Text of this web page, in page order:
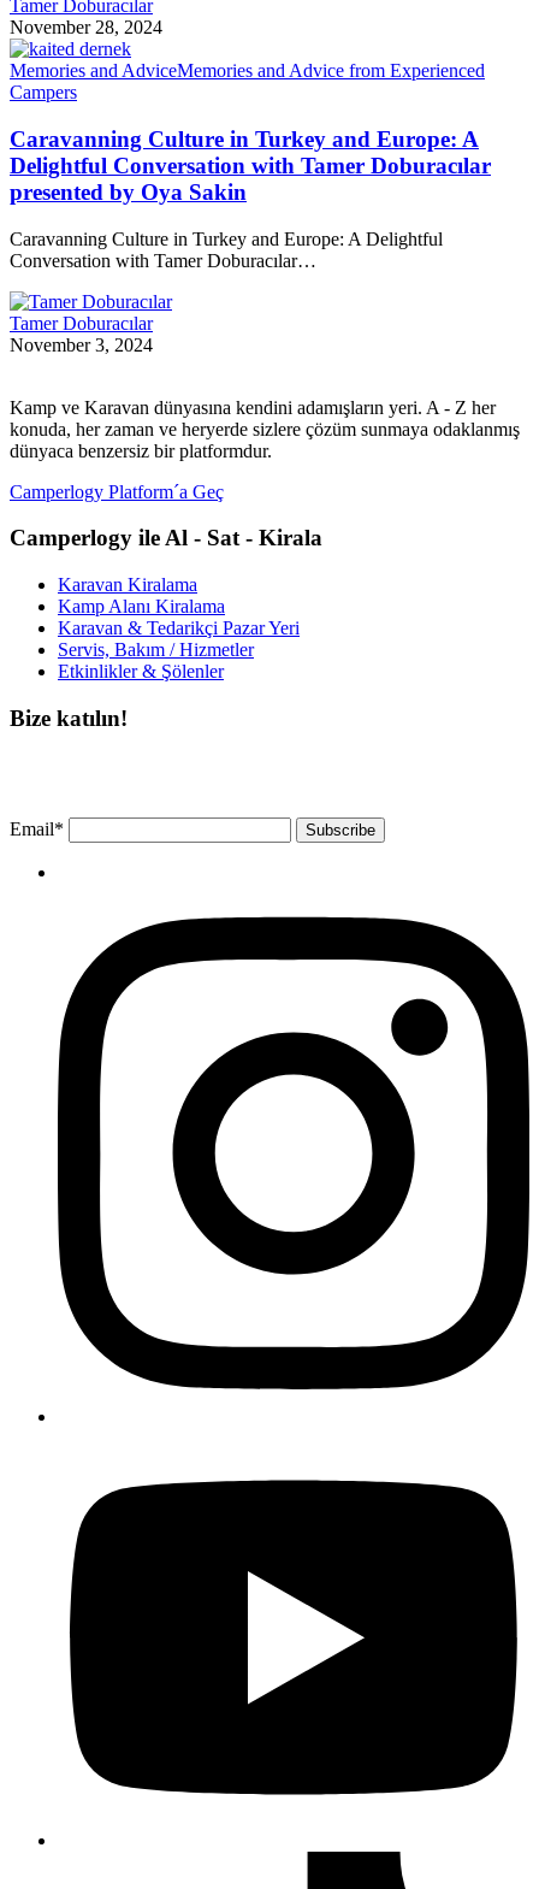
Tamer Doburacılar
November 28, 2024
Memories and AdviceMemories and Advice from Experienced
Campers
Caravanning Culture in Turkey and Europe: A
Delightful Conversation with Tamer Doburacılar
presented by Oya Sakin
Caravanning Culture in Turkey and Europe: A Delightful
Conversation with Tamer Doburacılar…
Tamer Doburacılar
November 3, 2024
Kamp ve Karavan dünyasına kendini adamışların yeri. A - Z her
konuda, her zaman ve heryerde sizlere çözüm sunmaya odaklanmış
dünyaca benzersiz bir platformdur.
Camperlogy Platform´a Geç
Camperlogy ile Al - Sat - Kirala
Karavan Kiralama
Kamp Alanı Kiralama
Karavan & Tedarikçi Pazar Yeri
Servis, Bakım / Hizmetler
Etkinlikler & Şölenler
Bize katılın!
Email*